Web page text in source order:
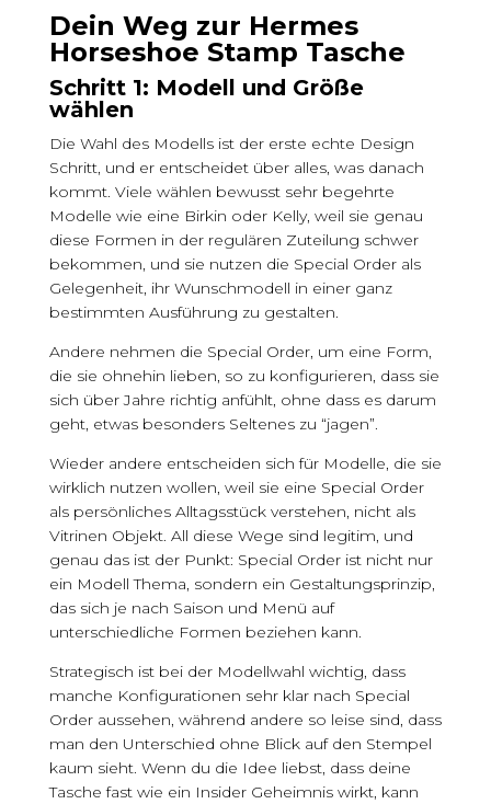
Dein Weg zur Hermes
Horseshoe Stamp Tasche
Schritt 1: Modell und Größe
wählen
Die Wahl des Modells ist der erste echte Design
Schritt, und er entscheidet über alles, was danach
kommt. Viele wählen bewusst sehr begehrte
Modelle wie eine Birkin oder Kelly, weil sie genau
diese Formen in der regulären Zuteilung schwer
bekommen, und sie nutzen die Special Order als
Gelegenheit, ihr Wunschmodell in einer ganz
bestimmten Ausführung zu gestalten.
Andere nehmen die Special Order, um eine Form,
die sie ohnehin lieben, so zu konfigurieren, dass sie
sich über Jahre richtig anfühlt, ohne dass es darum
geht, etwas besonders Seltenes zu “jagen”.
Wieder andere entscheiden sich für Modelle, die sie
wirklich nutzen wollen, weil sie eine Special Order
als persönliches Alltagsstück verstehen, nicht als
Vitrinen Objekt. All diese Wege sind legitim, und
genau das ist der Punkt: Special Order ist nicht nur
ein Modell Thema, sondern ein Gestaltungsprinzip,
das sich je nach Saison und Menü auf
unterschiedliche Formen beziehen kann.
Strategisch ist bei der Modellwahl wichtig, dass
manche Konfigurationen sehr klar nach Special
Order aussehen, während andere so leise sind, dass
man den Unterschied ohne Blick auf den Stempel
kaum sieht. Wenn du die Idee liebst, dass deine
Tasche fast wie ein Insider Geheimnis wirkt, kann